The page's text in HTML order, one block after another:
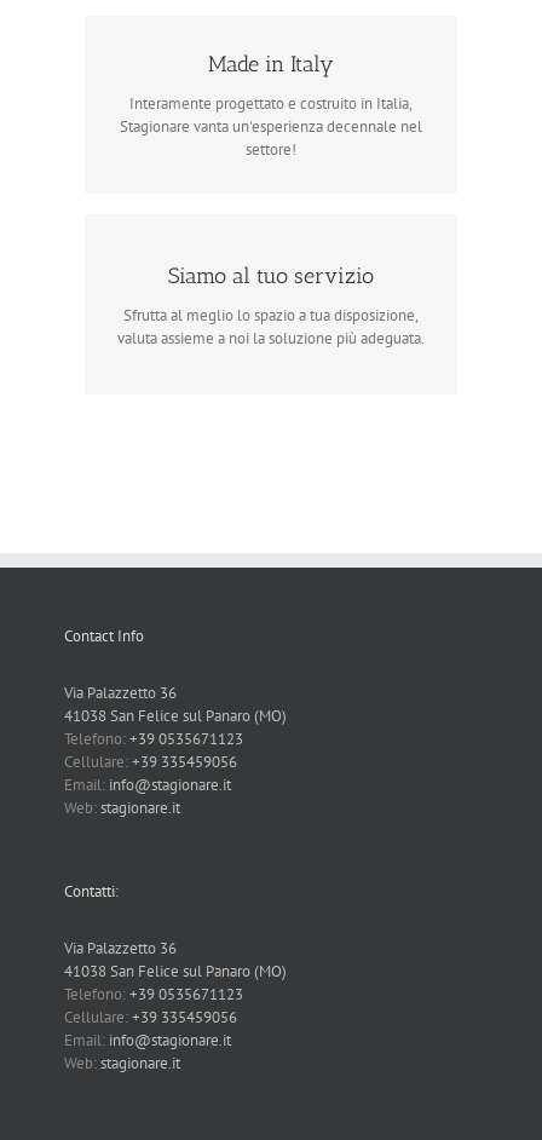
Made in Italy
Interamente progettato e costruito in Italia,
Stagionare vanta un'esperienza decennale nel
settore!
Solido, affidabile e funzionale!
I nostri progettisti e i nostri tecnici hanno
sviluppato questo armadio durante anni di studi.
Siamo al tuo servizio
Sfrutta al meglio lo spazio a tua disposizione,
valuta assieme a noi la soluzione più adeguata.
Ti seguiremo in tutte le fasi della
stagionatura!
I nostri dipendenti sapranno seguirti in tutte le
fasi della costruzione e dell’installazione.
Contact Info
Via Palazzetto 36
41038 San Felice sul Panaro (MO)
Telefono:+39 0535671123
Cellulare:+39 335459056
Email: info@stagionare.it
Web:stagionare.it
Contatti:
Via Palazzetto 36
41038 San Felice sul Panaro (MO)
Telefono:+39 0535671123
Cellulare:+39 335459056
Email: info@stagionare.it
Web:stagionare.it